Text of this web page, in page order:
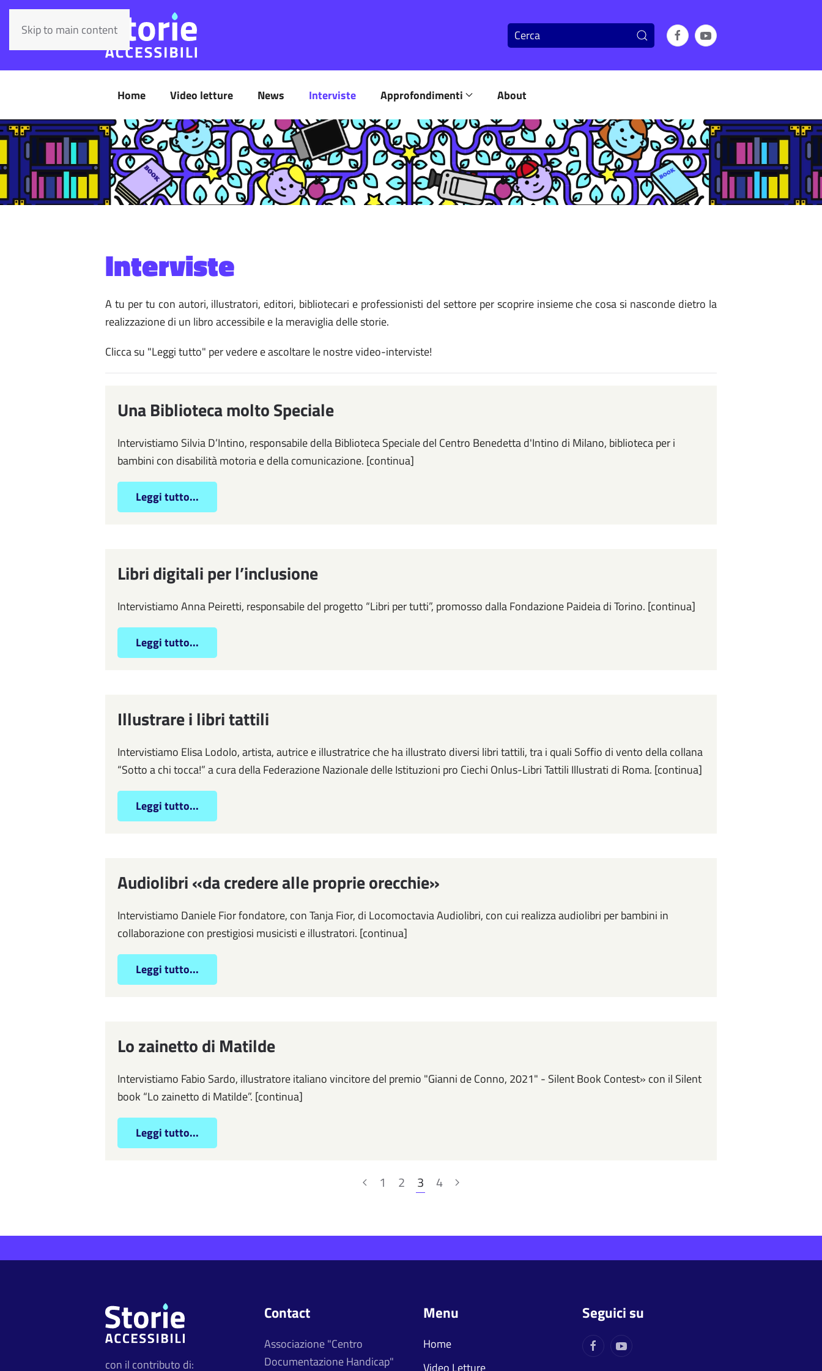
Skip to main content
Home Video letture News Interviste Approfondimenti About
Interviste
A tu per tu con autori, illustratori, editori, bibliotecari e professionisti del settore per scoprire insieme che cosa si nasconde dietro la
realizzazione di un libro accessibile e la meraviglia delle storie.
Clicca su "Leggi tutto" per vedere e ascoltare le nostre video-interviste!
Una Biblioteca molto Speciale
Intervistiamo Silvia D’Intino, responsabile della Biblioteca Speciale del Centro Benedetta d'Intino di Milano, biblioteca per i
bambini con disabilità motoria e della comunicazione. [continua]
Leggi tutto...
Libri digitali per l’inclusione
Intervistiamo Anna Peiretti, responsabile del progetto “Libri per tutti”, promosso dalla Fondazione Paideia di Torino. [continua]
Leggi tutto...
Illustrare i libri tattili
Intervistiamo Elisa Lodolo, artista, autrice e illustratrice che ha illustrato diversi libri tattili, tra i quali Soffio di vento della collana
“Sotto a chi tocca!” a cura della Federazione Nazionale delle Istituzioni pro Ciechi Onlus-Libri Tattili Illustrati di Roma. [continua]
Leggi tutto...
Audiolibri «da credere alle proprie orecchie»
Intervistiamo Daniele Fior fondatore, con Tanja Fior, di Locomoctavia Audiolibri, con cui realizza audiolibri per bambini in
collaborazione con prestigiosi musicisti e illustratori. [continua]
Leggi tutto...
Lo zainetto di Matilde
Intervistiamo Fabio Sardo, illustratore italiano vincitore del premio "Gianni de Conno, 2021" - Silent Book Contest» con il Silent
book “Lo zainetto di Matilde”. [continua]
Leggi tutto...
1 2 3 4
con il contributo di:
Contact
Associazione "Centro
Documentazione Handicap"
Menu
Home
Seguici su